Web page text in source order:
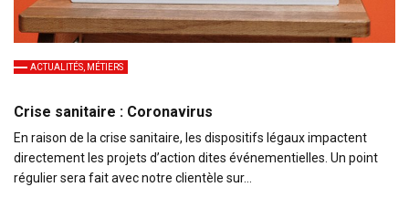
ACTUALITÉS, MÉTIERS
Crise sanitaire : Coronavirus
En raison de la crise sanitaire, les dispositifs légaux impactent
directement les projets d’action dites événementielles. Un point
régulier sera fait avec notre clientèle sur…